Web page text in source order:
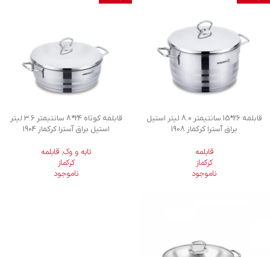
قابلمه 26*15 سانتیمتر 8.0 لیتر استیل
براق آسترا کرکماز 1908
قابلمه
کرکماز
ناموجود
قابلمه کوتاه 24*8 سانتیمتر 3.6 لیتر
استیل براق آسترا کرکماز 1904
تابه و وک, قابلمه
کرکماز
ناموجود